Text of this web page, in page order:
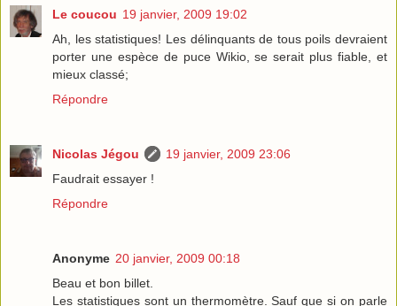
Le coucou 19 janvier, 2009 19:02
Ah, les statistiques! Les délinquants de tous poils devraient
porter une espèce de puce Wikio, se serait plus fiable, et
mieux classé;
Répondre
Nicolas Jégou
19 janvier, 2009 23:06
Faudrait essayer !
Répondre
Anonyme 20 janvier, 2009 00:18
Beau et bon billet.
Les statistiques sont un thermomètre. Sauf que si on parle